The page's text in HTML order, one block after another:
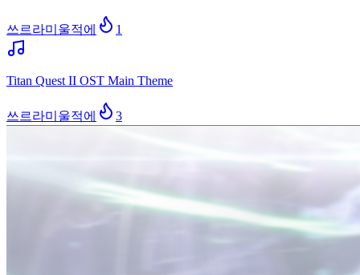
쓰르라미울적에 1
Titan Quest II OST Main Theme
쓰르라미울적에 3